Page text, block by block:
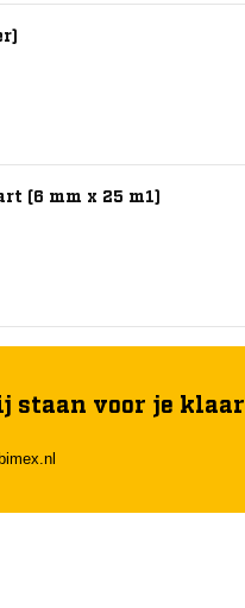
(6 mm x 25 m1)
staan voor je klaar